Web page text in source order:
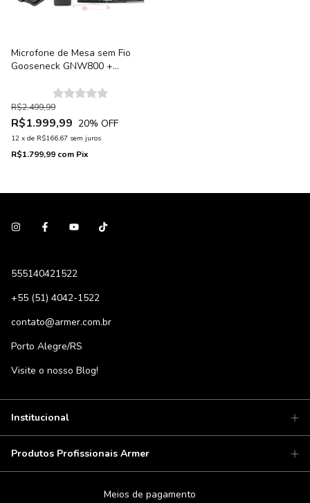
Microfone de Mesa sem Fio
Gooseneck GNW800 +
Armer AX800BP
R$1.999,99
R$2.499,99
20% OFF
12 x de R$166,67 sem juros
R$1.799,99 com Pix
555140421522
+55 (51) 4042-1522
contato@armer.com.br
Porto Alegre/RS
Visite o nosso Blog!
Institucional
Produtos Profissionais Armer
Meios de pagamento